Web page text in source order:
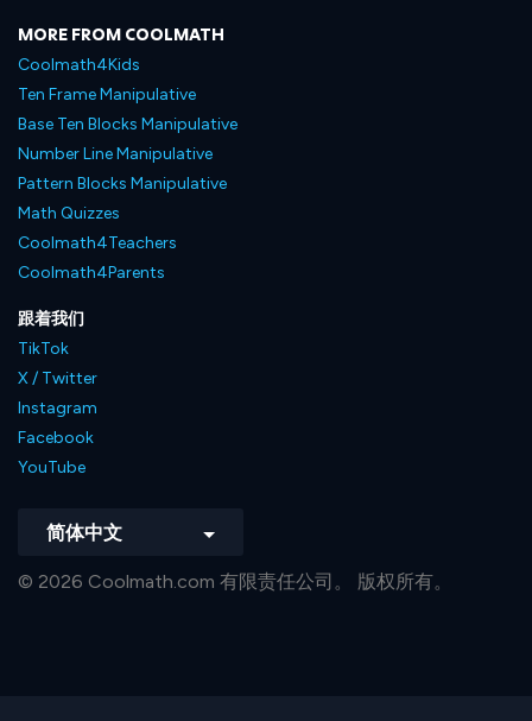
MORE FROM COOLMATH
Coolmath4Kids
Ten Frame Manipulative
Base Ten Blocks Manipulative
Number Line Manipulative
Pattern Blocks Manipulative
Math Quizzes
Coolmath4Teachers
Coolmath4Parents
跟着我们
TikTok
X / Twitter
Instagram
Facebook
YouTube
简体中文
© 2026 Coolmath.com 有限责任公司。 版权所有。